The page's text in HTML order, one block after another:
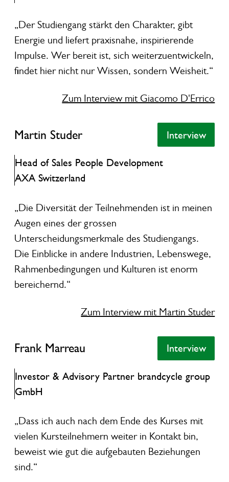
„Der Studiengang stärkt den Charakter, gibt
Energie und liefert praxisnahe, inspirierende
Impulse. Wer bereit ist, sich weiterzuentwickeln,
findet hier nicht nur Wissen, sondern Weisheit.“
Zum Interview mit Giacomo D'Errico
Martin Studer Interview
Interview
Head of Sales People Development
AXA Switzerland
„Die Diversität der Teilnehmenden ist in meinen
Augen eines der grossen
Unterscheidungsmerkmale des Studiengangs.
Die Einblicke in andere Industrien, Lebenswege,
Rahmenbedingungen und Kulturen ist enorm
bereichernd.“
Zum Interview mit Martin Studer
Frank Marreau Interview
Interview
Investor & Advisory Partner brandcycle group
GmbH
„Dass ich auch nach dem Ende des Kurses mit
vielen Kursteilnehmern weiter in Kontakt bin,
beweist wie gut die aufgebauten Beziehungen
sind.“